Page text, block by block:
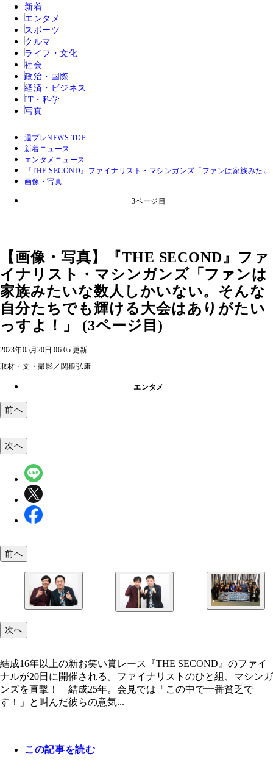
新着
エンタメ
スポーツ
クルマ
ライフ・文化
社会
政治・国際
経済・ビジネス
IT・科学
写真
週プレNEWS TOP
新着ニュース
エンタメニュース
『THE SECOND』ファイナリスト・マシンガンズ「ファンは家族み
画像・写真
3ページ目
【画像・写真】『THE SECOND』ファ
イナリスト・マシンガンズ「ファンは
家族みたいな数人しかいない。そんな
自分たちでも輝ける大会はありがたい
っすよ！」 (3ページ目)
2023年05月20日 06:05 更新
取材・文・撮影／関根弘康
エンタメ
前へ
次へ
前へ
次へ
結成16年以上の新お笑い賞レース『THE SECOND』のファイ
ナルが20日に開催される。ファイナリストのひと組、マシンガ
ンズを直撃！ 結成25年。会見では「この中で一番貧乏で
す！」と叫んだ彼らの意気...
この記事を読む